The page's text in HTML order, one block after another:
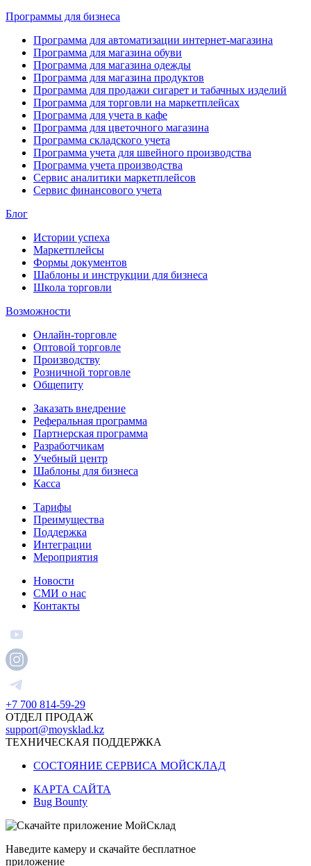
Программы для бизнеса
Программа для автоматизации интернет-магазина
Программа для магазина обуви
Программа для магазина одежды
Программа для магазина продуктов
Программа для продажи сигарет и табачных изделий
Программа для торговли на маркетплейсах
Программа для учета в кафе
Программа для цветочного магазина
Программа складского учета
Программа учета для швейного производства
Программа учета производства
Сервис аналитики маркетплейсов
Сервис финансового учета
Блог
Истории успеха
Маркетплейсы
Формы документов
Шаблоны и инструкции для бизнеса
Школа торговли
Возможности
Онлайн-торговле
Оптовой торговле
Производству
Розничной торговле
Общепиту
Заказать внедрение
Реферальная программа
Партнерская программа
Разработчикам
Учебный центр
Шаблоны для бизнеса
Касса
Тарифы
Преимущества
Поддержка
Интеграции
Мероприятия
Новости
СМИ о нас
Контакты
+7 700 814-59-29
ОТДЕЛ ПРОДАЖ
support@moysklad.kz
ТЕХНИЧЕСКАЯ ПОДДЕРЖКА
СОСТОЯНИЕ СЕРВИСА МОЙСКЛАД
КАРТА САЙТА
Bug Bounty
Наведите камеру и скачайте бесплатное
приложение